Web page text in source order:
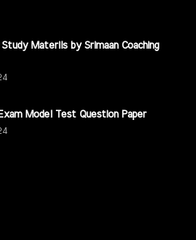
Study Materils by Srimaan Coaching
Model Test Question Paper